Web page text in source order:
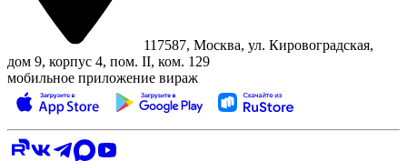
117587, Москва, ул. Кировоградская,
дом 9, корпус 4, пом. II, ком. 129
мобильное приложение вираж